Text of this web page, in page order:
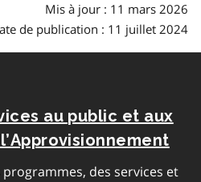
Mis à jour : 11 mars 2026
de publication : 11 juillet 2024
au public et aux
des services et